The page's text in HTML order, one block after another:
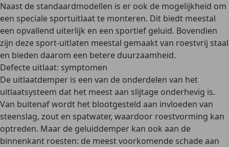
Naast de standaardmodellen is er ook de mogelijkheid om
een speciale sportuitlaat te monteren. Dit biedt meestal
een opvallend uiterlijk en een sportief geluid. Bovendien
zijn deze sport-uitlaten meestal gemaakt van roestvrij staal
en bieden daarom een betere duurzaamheid.
Defecte uitlaat: symptomen
De uitlaatdemper is een van de onderdelen van het
uitlaatsysteem dat het meest aan slijtage onderhevig is.
Van buitenaf wordt het blootgesteld aan invloeden van
steenslag, zout en spatwater, waardoor roestvorming kan
optreden. Maar de geluiddemper kan ook aan de
binnenkant roesten: de meest voorkomende schade aan